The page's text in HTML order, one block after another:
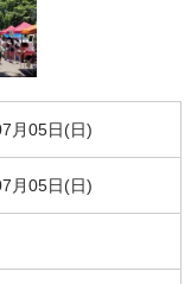
月05日(日)
月05日(日)